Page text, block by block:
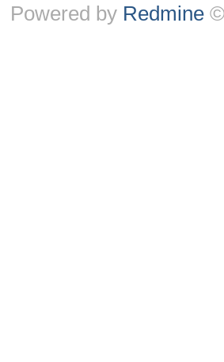
Powered by Redmine